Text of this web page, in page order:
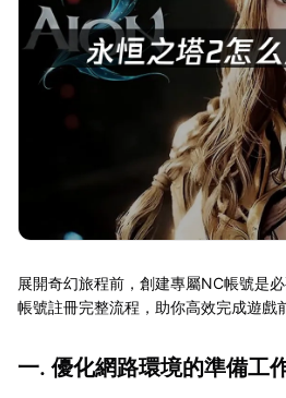
展開奇幻旅程前，創建專屬NC帳號是
帳號註冊完整流程，助你高效完成遊戲
一. 優化網路環境的準備工